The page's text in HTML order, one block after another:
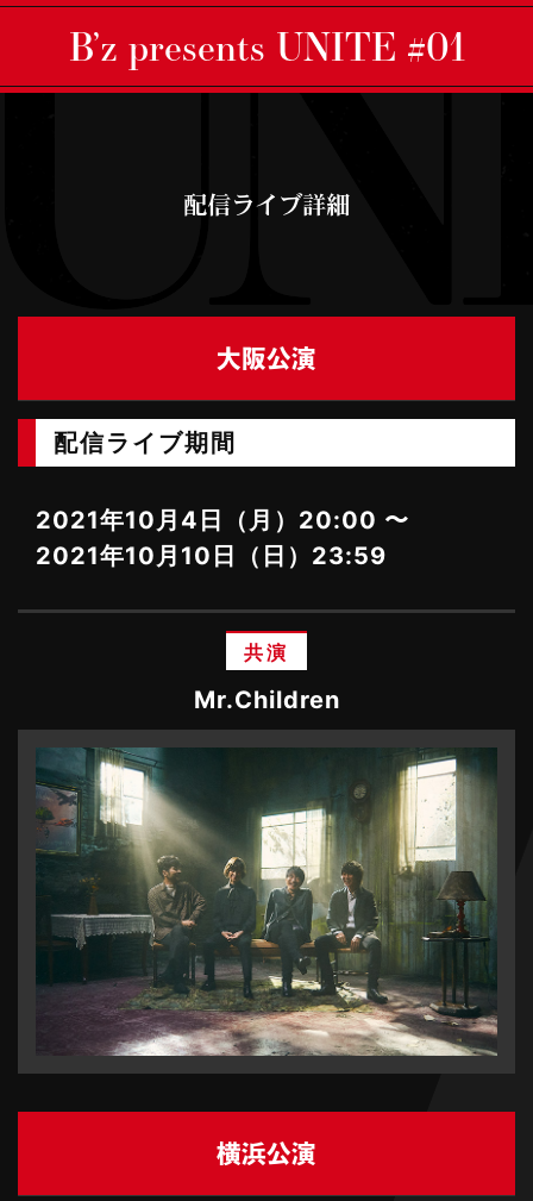
B’z presents UNITE #01
配信ライブ詳細
大阪公演
配信ライブ期間
2021年10月4日（月）20:00 〜
2021年10月10日（日）23:59
共演
Mr.Children
横浜公演